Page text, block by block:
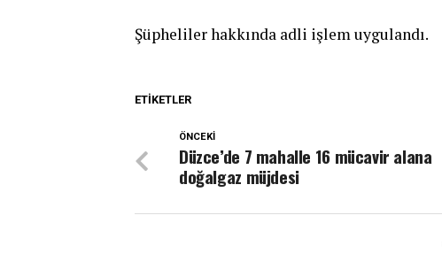
Şüpheliler hakkında adli işlem uygulandı.
ETIKETLER
ÖNCEKI
Düzce’de 7 mahalle 16 mücavir alana
doğalgaz müjdesi